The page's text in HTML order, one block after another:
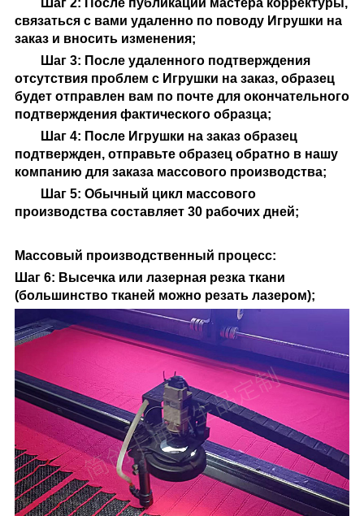
Шаг 2: После публикации мастера корректуры,
связаться с вами удаленно по поводу Игрушки на
закази вносить изменения;
Шаг 3: После удаленного подтверждения
отсутствия проблем с Игрушки на заказ, образец
будет отправлен вам по почте для окончательного
подтверждения фактического образца;
Шаг 4: После Игрушки на заказобразец
подтвержден, отправьте образец обратно в нашу
компанию для заказа массового производства;
Шаг 5: Обычный цикл массового
производства составляет 30 рабочих дней;
Массовый производственный процесс:
Шаг 6: Высечка или лазерная резка ткани
(большинство тканей можно резать лазером);